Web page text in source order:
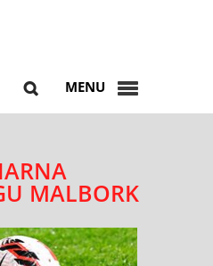
MENU
MALBORK